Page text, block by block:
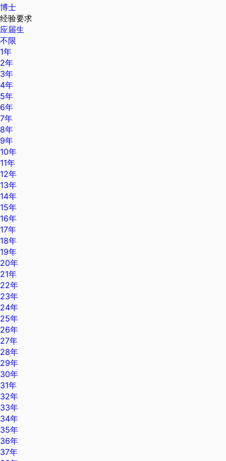
博士
经验要求
应届生
不限
1年
2年
3年
4年
5年
6年
7年
8年
9年
10年
11年
12年
13年
14年
15年
16年
17年
18年
19年
20年
21年
22年
23年
24年
25年
26年
27年
28年
29年
30年
31年
32年
33年
34年
35年
36年
37年